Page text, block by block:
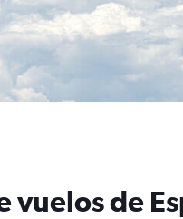
vuelos de